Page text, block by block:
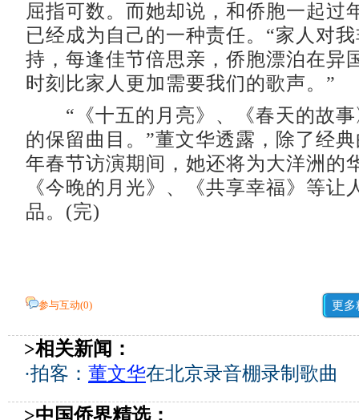
屈指可数。而她却说，和侨胞一起过
已经成为自己的一种责任。“家人对
持，每逢佳节倍思亲，侨胞漂泊在异
时刻比家人更加需要我们的歌声。”
“《十五的月亮》、《春天的故事
的保留曲目。”董文华透露，除了经
年春节访演期间，她还将为大洋洲的
《今晚的月光》、《共享幸福》等让
品。(完)
参与互动(0) 更多
>相关新闻：
·拍客： 董文华在北京录音棚录制歌曲
>中国侨界精选：